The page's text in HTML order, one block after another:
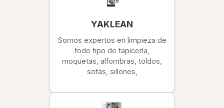
YAKLEAN
Somos expertos en limpieza de
todo tipo de tapicería,
moquetas, alfombras, toldos,
sofás, sillones,